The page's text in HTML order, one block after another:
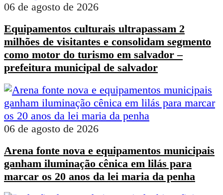
06 de agosto de 2026
Equipamentos culturais ultrapassam 2
milhões de visitantes e consolidam segmento
como motor do turismo em salvador –
prefeitura municipal de salvador
06 de agosto de 2026
Arena fonte nova e equipamentos municipais
ganham iluminação cênica em lilás para
marcar os 20 anos da lei maria da penha